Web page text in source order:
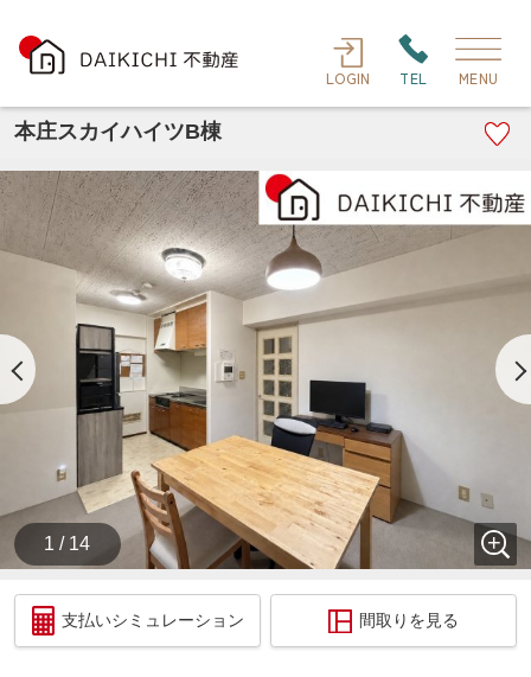
LOGIN TEL MENU
本庄スカイハイツB棟
1 / 14
支払いシミュレーション 間取りを見る